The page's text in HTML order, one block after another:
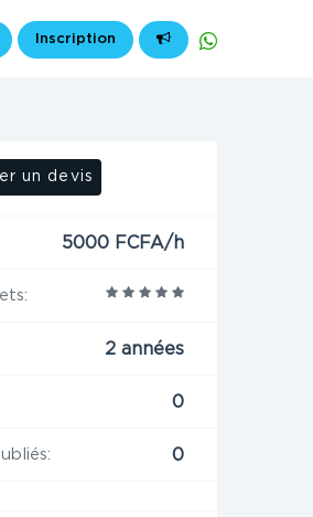
Inscription
un devis
5000 FCFA/h
2 années
0
0